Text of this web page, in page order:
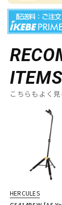
ITEMS
こちらもよく
HERCULES